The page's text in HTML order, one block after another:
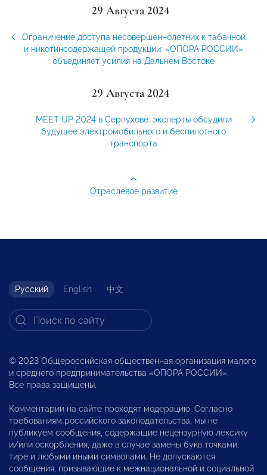
29 Августа 2024
Ограничение доступа несовершеннолетних к табачной
и никотинсодержащей продукции: «ОПОРА РОССИИ»
объединяет усилия на Дальнем Востоке
29 Августа 2024
MEET UP 2024 в Серпухове: эксперты обсудили
будущее электромобильного и беспилотного
транспорта
Отраслевое развитие
Русский English 中文
© 2023 Общероссийская общественная организация малого
и среднего предпринимательства «ОПОРА РОССИИ».
Все права защищены.
Комментарии на сайте проходят модерацию. Согласно
требованиям российского законодательства, мы не
публикуем сообщения, содержащие нецензурную лексику
и/или оскорбления, даже в случае замены букв точками,
тире и любыми иными символами. Не допускаются
сообщения, призывающие к межнациональной и социальной